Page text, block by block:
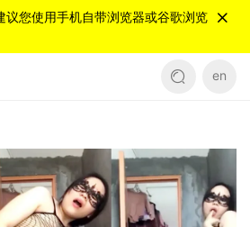
议您使用手机自带浏览器或谷歌浏览
en